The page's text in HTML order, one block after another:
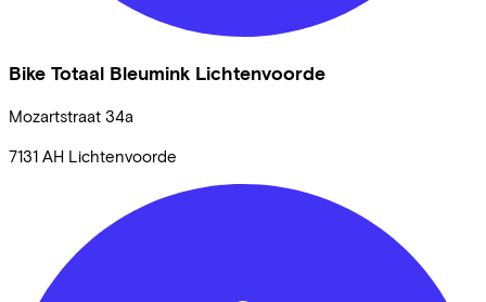
Bike Totaal Bleumink Lichtenvoorde
Mozartstraat 34a
7131 AH Lichtenvoorde